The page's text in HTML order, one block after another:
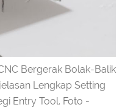
Bergerak Bolak-Balik
Lengkap Setting
Entry Tool. Foto -